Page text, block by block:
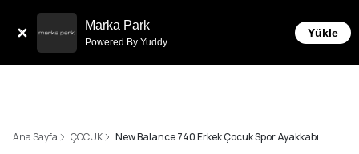
Marka Park
Powered By Yuddy
Yükle
Ana Sayfa ÇOCUK New Balance 740 Erkek Çocuk Spor Ayakkabı